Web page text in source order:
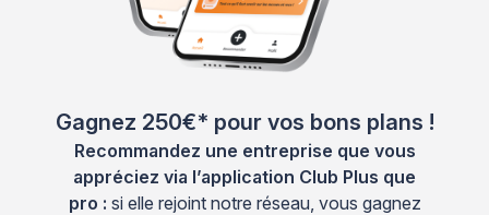
Gagnez 250€* pour vos bons plans !
Recommandez une entreprise que vous
appréciez via l’application Club Plus que
pro : si elle rejoint notre réseau, vous gagnez